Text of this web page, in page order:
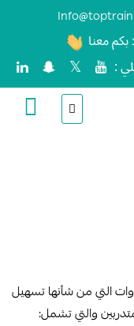
معنا
:
التي من شأنها تسهيل
والتي تشمل: